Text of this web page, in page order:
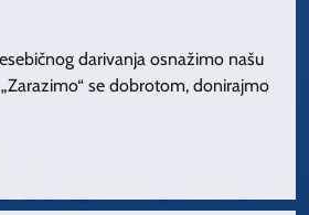
darivanja osnažimo našu
se dobrotom, donirajmo